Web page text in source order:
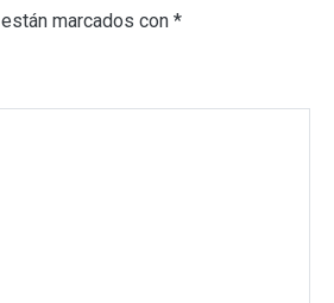
marcados con *